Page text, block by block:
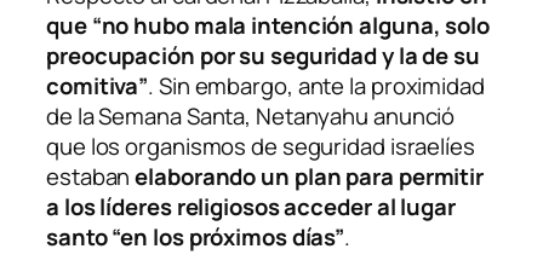
que “no hubo mala intención alguna, solo
preocupación por su seguridad y la de su
comitiva”. Sin embargo, ante la proximidad
de la Semana Santa, Netanyahu anunció
que los organismos de seguridad israelíes
estabanelaborando un plan para permitir
a los líderes religiosos acceder al lugar
santo “en los próximos días”.